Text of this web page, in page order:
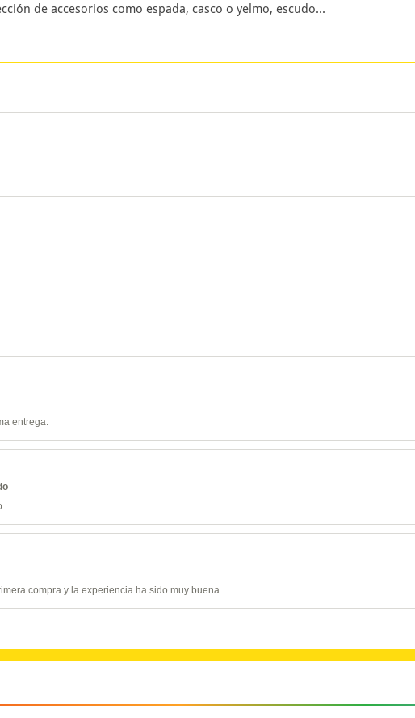
de accesorios como espada, casco o yelmo, escudo...
entrega.
compra y la experiencia ha sido muy buena